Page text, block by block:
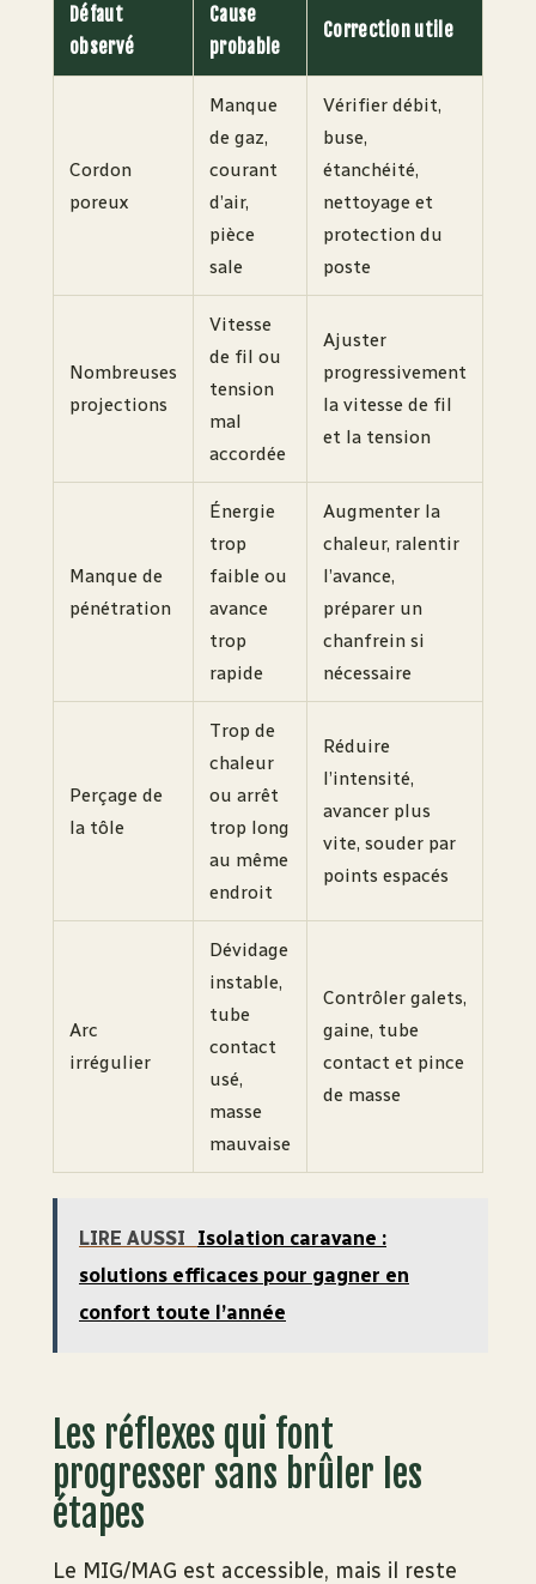
Défaut
observé
Cause
probable
Correction utile
Cordon
poreux
Manque
de gaz,
courant
d’air,
pièce
sale
Vérifier débit,
buse,
étanchéité,
nettoyage et
protection du
poste
Nombreuses
projections
Vitesse
de fil ou
tension
mal
accordée
Ajuster
progressivement
la vitesse de fil
et la tension
Manque de
pénétration
Énergie
trop
faible ou
avance
trop
rapide
Augmenter la
chaleur, ralentir
l’avance,
préparer un
chanfrein si
nécessaire
Perçage de
la tôle
Trop de
chaleur
ou arrêt
trop long
au même
endroit
Réduire
l’intensité,
avancer plus
vite, souder par
points espacés
Arc
irrégulier
Dévidage
instable,
tube
contact
usé,
masse
mauvaise
Contrôler galets,
gaine, tube
contact et pince
de masse
LIRE AUSSI
Isolation caravane :
solutions efficaces pour gagner en
confort toute l’année
Les réflexes qui font
progresser sans brûler les
étapes
Le MIG/MAG est accessible, mais il reste